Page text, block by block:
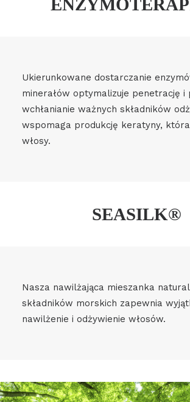
Ukierunkowane dostarczanie
minerałów optymalizuje penetrację i
wchłanianie ważnych składników
wspomaga produkcję keratyny,
włosy.
Nasza nawilżająca mieszanka
składników morskich zapewnia
nawilżenie i odżywienie włosów.
SEASILK®